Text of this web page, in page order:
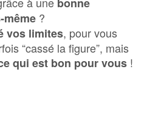
bonne
même ?
vos limites, pour vous
“cassé la figure”, mais
qui est bon pour vous !